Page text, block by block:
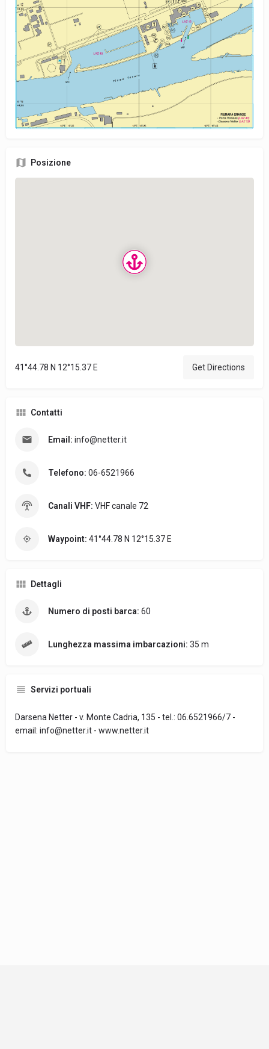
Posizione
41°44.78 N 12°15.37 E Get Directions
Contatti
Email: info@netter.it
Telefono: 06-6521966
Canali VHF: VHF canale 72
Waypoint: 41°44.78 N 12°15.37 E
Dettagli
Numero di posti barca: 60
Lunghezza massima imbarcazioni: 35 m
Servizi portuali
Darsena Netter - v. Monte Cadria, 135 - tel.: 06.6521966/7 -
email: info@netter.it - www.netter.it